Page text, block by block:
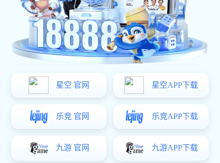
旺财28-科技赋能场景,让娱乐更有趣。 是众多国际品牌阀门、
仪表及相关流机械设备产品在中国的授权代理公司。主要品牌包括,
GF管路系统的PVDF现货，Agru管路系统的PVDF现货，PVDF特殊
尺寸定制，德国盖米阀门，东丽、海德能反渗透膜，桑德斯的换热
器，Plast-O-Matic塑料阀门，台湾协羽，台湾环琪等国际品牌产
品。业务范围涉及半导体、石油、化工、电力、汽车、航空航天、
公司商业办公位于上海市普陀区中心区域，还拥有800平方米的
生产和维修车间，具备制造和系统集成能力。
了解更多